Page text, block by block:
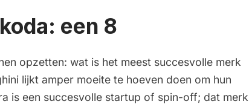
een 8
opzetten: wat is het meest succesvolle merk
lijkt amper moeite te hoeven doen om hun
is een succesvolle startup of spin-off; dat merk